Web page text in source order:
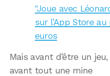
"Joue avec
sur l’App Store
euros
Mais avant d’être un
avant tout une mine